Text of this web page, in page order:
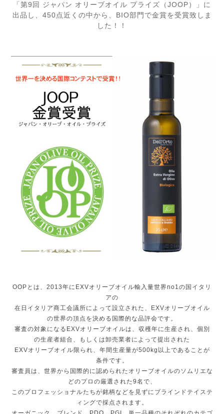
「第9回 ジャパン オリーブオイル プライズ（JOOP）」に
出品し、450点近くの中から、 BIO部門で金賞を受賞致しま
した！！
OOPとは、 2013年にEXVオリーブオイル輸入量世界no1の国イタリ
アの
在日イタリア商工会議所によって設立された、
EXVオリーブオイル
の世界の頂点を決める国際的な品評会です。
審査の対象になるEXVオリーブオイルは、収穫年に生産され、 個別
の生産者組合、もしくは卸売業者によって提出された
EXVオリーブオイル限られ、 年間生産量が500kg以上であることが
条件です。
審査員は、 世界から国際的に認められたオリーブオイルのソムリエな
どのプロ の厳選された9名で、
このプロフェッショナルたちが銘柄などを見ずにブラインドテイス テ
ィングで採点されます。